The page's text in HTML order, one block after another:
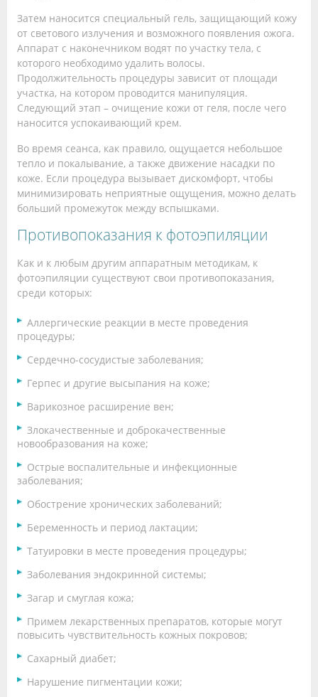
Затем наносится специальный гель, защищающий кожу
от светового излучения и возможного появления ожога.
Аппарат с наконечником водят по участку тела, с
которого необходимо удалить волосы.
Продолжительность процедуры зависит от площади
участка, на котором проводится манипуляция.
Следующий этап – очищение кожи от геля, после чего
наносится успокаивающий крем.
Во время сеанса, как правило, ощущается небольшое
тепло и покалывание, а также движение насадки по
коже. Если процедура вызывает дискомфорт, чтобы
минимизировать неприятные ощущения, можно делать
больший промежуток между вспышками.
Противопоказания к фотоэпиляции
Как и к любым другим аппаратным методикам, к
фотоэпиляции существуют свои противопоказания,
среди которых:
Аллергические реакции в месте проведения
процедуры;
Сердечно-сосудистые заболевания;
Герпес и другие высыпания на коже;
Варикозное расширение вен;
Злокачественные и доброкачественные
новообразования на коже;
Острые воспалительные и инфекционные
заболевания;
Обострение хронических заболеваний;
Беременность и период лактации;
Татуировки в месте проведения процедуры;
Заболевания эндокринной системы;
Загар и смуглая кожа;
Примем лекарственных препаратов, которые могут
повысить чувствительность кожных покровов;
Сахарный диабет;
Нарушение пигментации кожи;